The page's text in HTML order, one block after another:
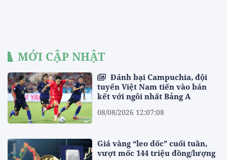
MỚI CẬP NHẬT
Đánh bại Campuchia, đội
tuyển Việt Nam tiến vào bán
kết với ngôi nhất Bảng A
08/08/2026 12:07:08
Giá vàng “leo dốc” cuối tuần,
vượt mốc 144 triệu đồng/lượng